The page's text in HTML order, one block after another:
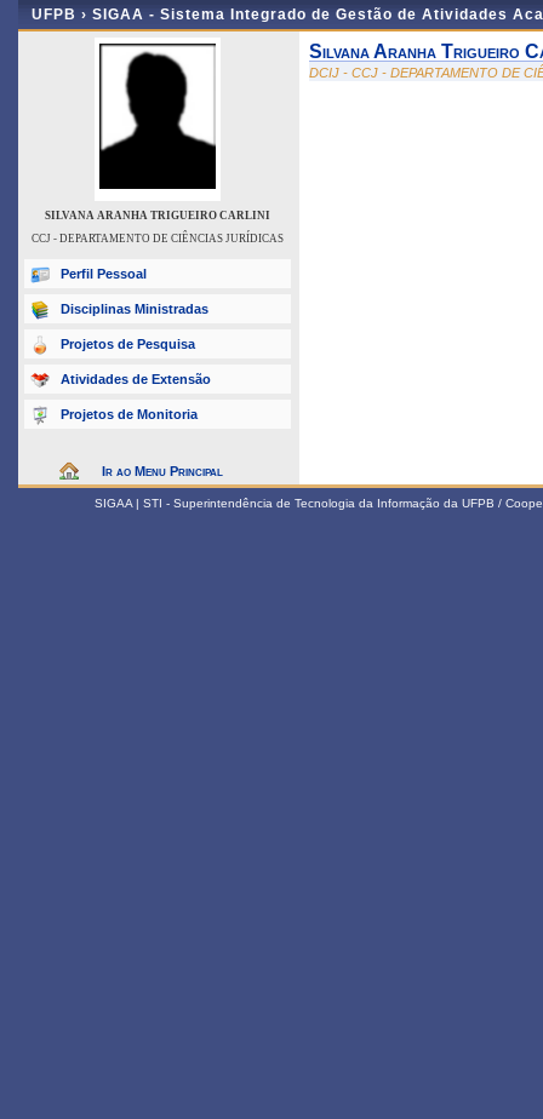
UFPB › SIGAA - Sistema Integrado de Gestão de Atividades
SILVANA ARANHA TRIGUEIRO CARLINI
CCJ - DEPARTAMENTO DE CIÊNCIAS JURÍDICAS
Perfil Pessoal
Disciplinas Ministradas
Projetos de Pesquisa
Atividades de Extensão
Projetos de Monitoria
Ir ao Menu Principal
Silvana Aranha Trigueiro
DCIJ - CCJ - DEPARTAMENTO DE
SIGAA | STI - Superintendência de Tecnologia da Informação da UFPB /